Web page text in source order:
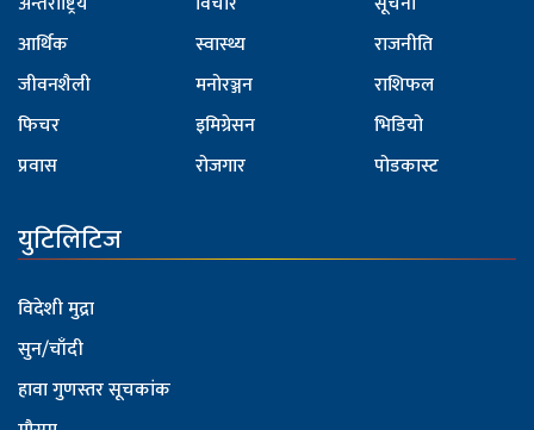
आर्थिक
जीवनशैली
फिचर
प्रवास
स्वास्थ्य
मनोरञ्जन
इमिग्रेसन
रोजगार
राजनीति
राशिफल
भिडियो
पोडकास्ट
युटिलिटिज
विदेशी मुद्रा
सुन/चाँदी
हावा गुणस्तर सूचकांक